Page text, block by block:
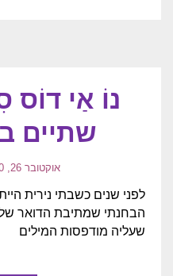
נוֹ אַי דוֹס
שתיים
אוקטובר 26, 2020
לפני שנים כשבתי נירית
הבחנתי שמתיבת הדואר
שעליה מודפסות המילים